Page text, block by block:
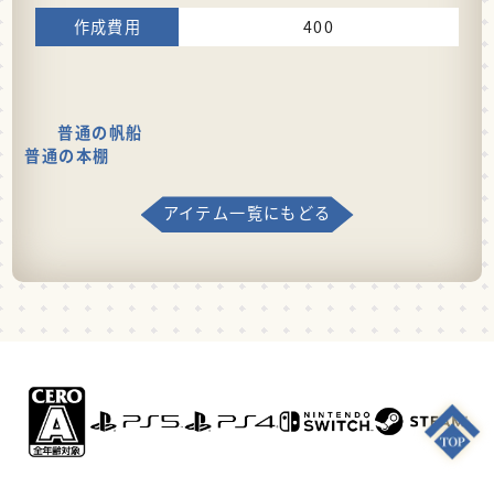
400
普通の帆船
普通の本棚
アイテム一覧にもどる